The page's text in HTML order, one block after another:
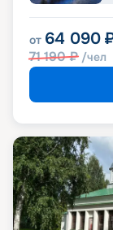
от 64 090
71 190₽ /чел